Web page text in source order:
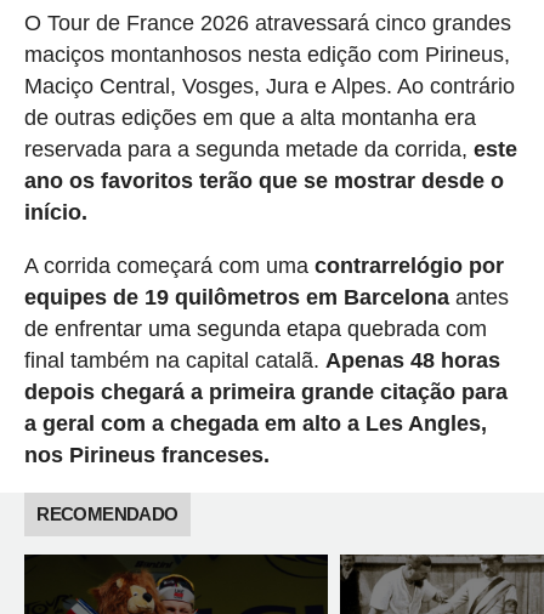
O Tour de France 2026 atravessará cinco grandes
maciços montanhosos nesta edição com Pirineus,
Maciço Central, Vosges, Jura e Alpes. Ao contrário
de outras edições em que a alta montanha era
reservada para a segunda metade da corrida, este
ano os favoritos terão que se mostrar desde o
início.
A corrida começará com uma contrarrelógio por
equipes de 19 quilômetros em Barcelonaantes
de enfrentar uma segunda etapa quebrada com
final também na capital catalã. Apenas 48 horas
depois chegará a primeira grande citação para
a geral com a chegada em alto a Les Angles,
nos Pirineus franceses.
RECOMENDADO